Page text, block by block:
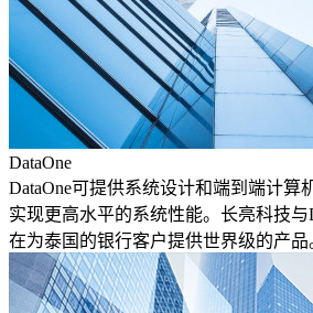
DataOne
DataOne可提供系统设计和端到端计算
实现更高水平的系统性能。长亮科技与
在为泰国的银行客户提供世界级的产品